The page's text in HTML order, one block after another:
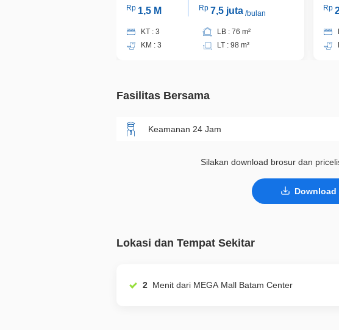
Rp 1,5 M
Rp 7,5 juta /bulan
KT : 3
KM : 3
LB : 76 m²
LT : 98 m²
Rp
Fasilitas Bersama
Keamanan 24 Jam
Silakan download brosur dan
Download
Lokasi dan Tempat Sekitar
2 Menit dari MEGA Mall Batam Center